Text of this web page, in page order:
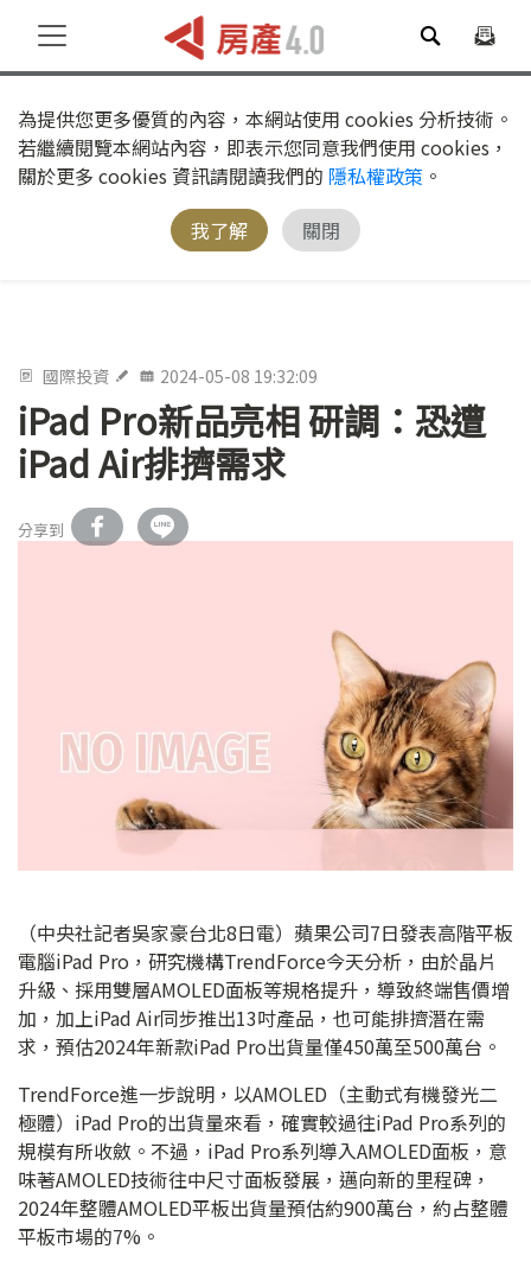
為提供您更多優質的內容，本網站使用 cookies 分析技術。
若繼續閱覽本網站內容，即表示您同意我們使用 cookies，
關於更多 cookies 資訊請閱讀我們的 隱私權政策 。
我了解
關閉
國際投資 2024-05-08 19:32:09
iPad Pro新品亮相 研調：恐遭
iPad Air排擠需求
分享到
（中央社記者吳家豪台北8日電）蘋果公司7日發表高階平板
電腦iPad Pro，研究機構TrendForce今天分析，由於晶片
升級、採用雙層AMOLED面板等規格提升，導致終端售價增
加，加上iPad Air同步推出13吋產品，也可能排擠潛在需
求，預估2024年新款iPad Pro出貨量僅450萬至500萬台。
TrendForce進一步說明，以AMOLED（主動式有機發光二
極體）iPad Pro的出貨量來看，確實較過往iPad Pro系列的
規模有所收斂。不過，iPad Pro系列導入AMOLED面板，意
味著AMOLED技術往中尺寸面板發展，邁向新的里程碑，
2024年整體AMOLED平板出貨量預估約900萬台，約占整體
平板市場的7%。